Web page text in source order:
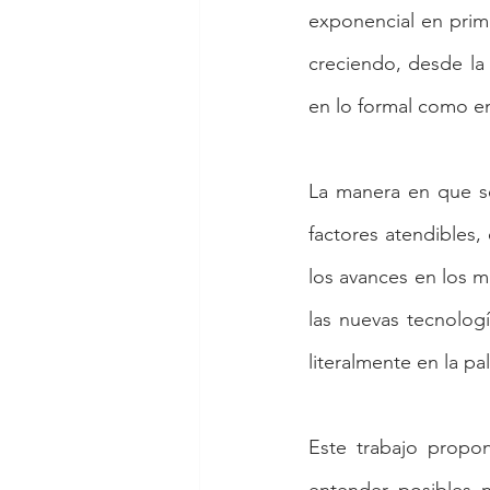
exponencial en
creciendo, desde
en lo formal como
La manera en que
factores
los avances en los
las nuevas
literalmente en la
Este trabajo